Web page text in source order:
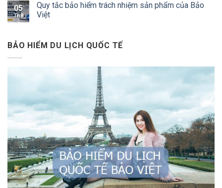
05
Th8
Quy tắc bảo hiểm trách nhiệm sản phẩm của Bảo
Việt
BẢO HIỂM DU LỊCH QUỐC TẾ